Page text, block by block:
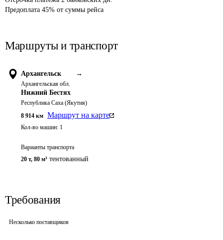
Предоплата 45% от суммы рейса
Маршруты и транспорт
Архангельск →
Архангельская обл.
Нижний Бестях
Республика Саха (Якутия)
8 914 км Маршрут на карте
Кол-во машин: 1
Варианты транспорта
20 т, 80 м³ тентованный
Требования
Несколько поставщиков